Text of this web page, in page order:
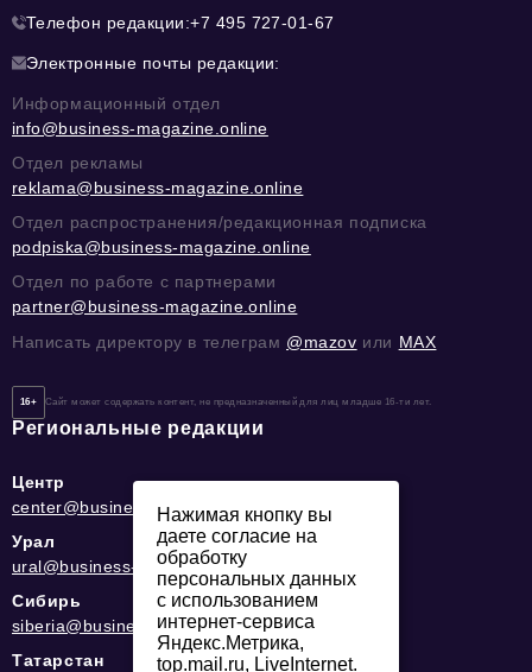
Телефон редакции:+7 495 727-01-67
Электронные почты редакции:
Информационный отдел
info@business-magazine.online
Отдел рекламы
reklama@business-magazine.online
Отдел распространения/редакционная подписка
podpiska@business-magazine.online
Отдел по работе с партнерами
partner@business-magazine.online
Написать директору в телеграм @mazov или MAX
16+ Сайт может содержать контент, не предназначенный для лиц младше 16-ти лет.
Региональные редакции
Центр
center@business-magazine.online
Урал
ural@business-magazine.online
Сибирь
siberia@business-magazine.online
Татарстан
Нажимая кнопку вы
даете согласие на
обработку
персональных данных
с использованием
интернет-сервиса
Яндекс.Метрика,
top.mail.ru, LiveInternet.